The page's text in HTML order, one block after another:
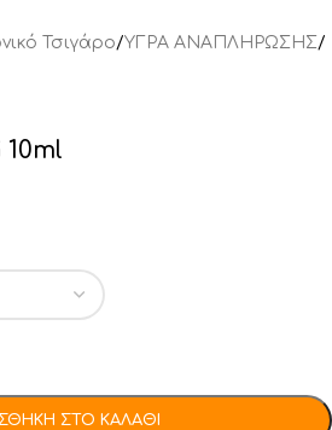
Τσιγάρο/ΥΓΡΑ ΑΝΑΠΛΗΡΩΣΗΣ/
ΣΤΟ ΚΑΛΆΘΙ